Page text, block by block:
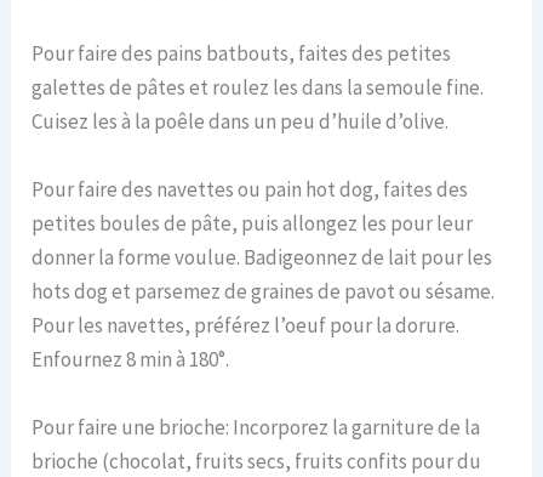
Pour faire des pains batbouts, faites des petites
galettes de pâtes et roulez les dans la semoule fine.
Cuisez les à la poêle dans un peu d’huile d’olive.
Pour faire des navettes ou pain hot dog, faites des
petites boules de pâte, puis allongez les pour leur
donner la forme voulue. Badigeonnez de lait pour les
hots dog et parsemez de graines de pavot ou sésame.
Pour les navettes, préférez l’oeuf pour la dorure.
Enfournez 8 min à 180°.
Pour faire une brioche: Incorporez la garniture de la
brioche (chocolat, fruits secs, fruits confits pour du